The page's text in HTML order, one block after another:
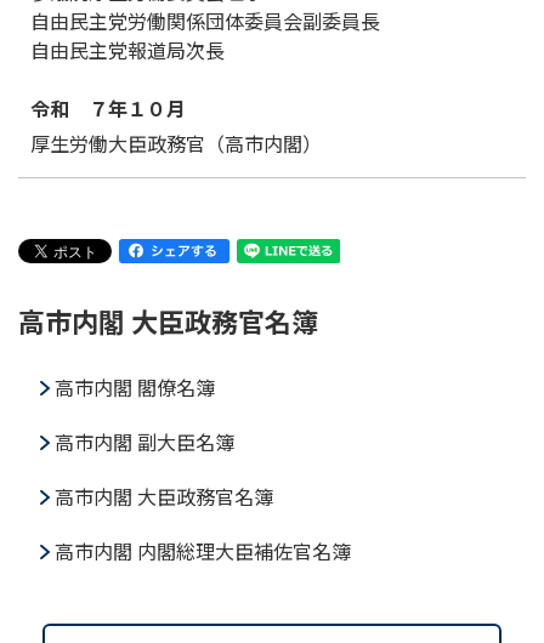
自由民主党労働関係団体委員会副委員長
自由民主党報道局次長
令和 ７年１０月
厚生労働大臣政務官（高市内閣）
高市内閣 大臣政務官名簿
高市内閣 閣僚名簿
高市内閣 副大臣名簿
高市内閣 大臣政務官名簿
高市内閣 内閣総理大臣補佐官名簿